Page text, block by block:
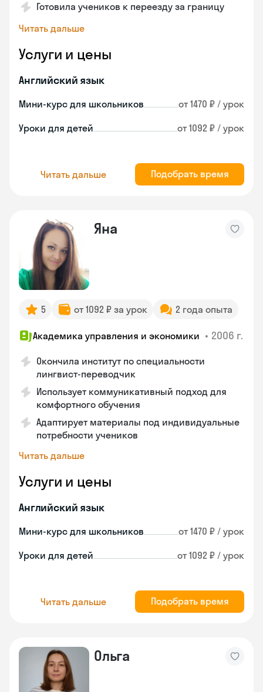
Готовила учеников к переезду за границу
Читать дальше
Услуги и цены
Английский язык
Мини-курс для школьников от 1470 ₽ / урок
Уроки для детей от 1092 ₽ / урок
Читать дальше Подобрать время
Яна
5 от 1092 ₽ за урок 2 года опыта
Академика управления и экономики • 2006 г.
Окончила институт по специальности
лингвист-переводчик
Использует коммуникативный подход для
комфортного обучения
Адаптирует материалы под индивидуальные
потребности учеников
Читать дальше
Услуги и цены
Английский язык
Мини-курс для школьников от 1470 ₽ / урок
Уроки для детей от 1092 ₽ / урок
Читать дальше Подобрать время
Ольга